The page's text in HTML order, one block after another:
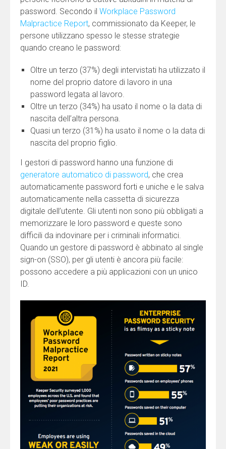
password. Secondo il Workplace Password
Malpractice Report, commissionato da Keeper, le
persone utilizzano spesso le stesse strategie
quando creano le password:
Oltre un terzo (37%) degli intervistati ha utilizzato il
nome del proprio datore di lavoro in una
password legata al lavoro.
Oltre un terzo (34%) ha usato il nome o la data di
nascita dell’altra persona.
Quasi un terzo (31%) ha usato il nome o la data di
nascita del proprio figlio.
I gestori di password hanno una funzione di
generatore automatico di password, che crea
automaticamente password forti e uniche e le salva
automaticamente nella cassetta di sicurezza
digitale dell’utente. Gli utenti non sono più obbligati a
memorizzare le loro password e queste sono
difficili da indovinare per i criminali informatici.
Quando un gestore di password è abbinato al single
sign-on (SSO), per gli utenti è ancora più facile:
possono accedere a più applicazioni con un unico
ID.